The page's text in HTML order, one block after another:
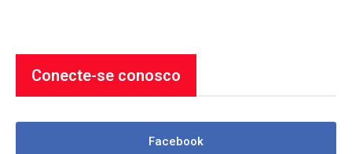
Conecte-se conosco
Facebook